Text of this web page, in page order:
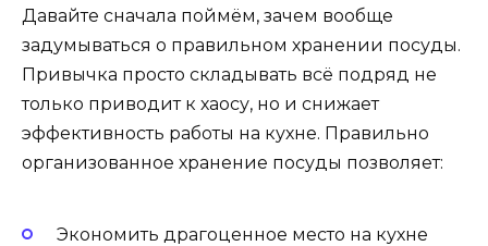
Давайте сначала поймём, зачем вообще
задумываться о правильном хранении посуды.
Привычка просто складывать всё подряд не
только приводит к хаосу, но и снижает
эффективность работы на кухне. Правильно
организованное хранение посуды позволяет:
Экономить драгоценное место на кухне